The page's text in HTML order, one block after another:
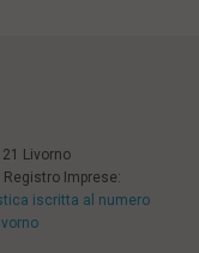
Livorno
Registro Imprese:
iscritta al numero